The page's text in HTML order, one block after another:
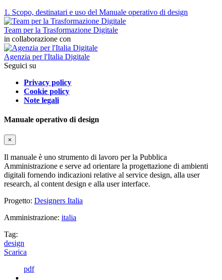
1. Scopo, destinatari e uso del Manuale operativo di design
Team per la Trasformazione Digitale
in collaborazione con
Agenzia per l'Italia Digitale
Seguici su
Privacy policy
Cookie policy
Note legali
Manuale operativo di design
×
Il manuale è uno strumento di lavoro per la Pubblica
Amministrazione e serve ad orientare la progettazione di ambienti
digitali fornendo indicazioni relative al service design, alla user
research, al content design e alla user interface.
Progetto: Designers Italia
Amministrazione: italia
Tag:
design
Scarica
pdf